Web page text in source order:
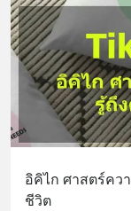
อิคิไก ศาสตร์คว
ชีวิต